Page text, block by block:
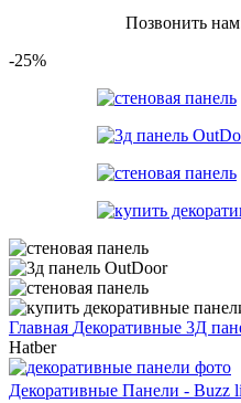
Позвонить
-25%
Главная Декоративные 3Д
Hatber
Декоративные Панели - Buzz